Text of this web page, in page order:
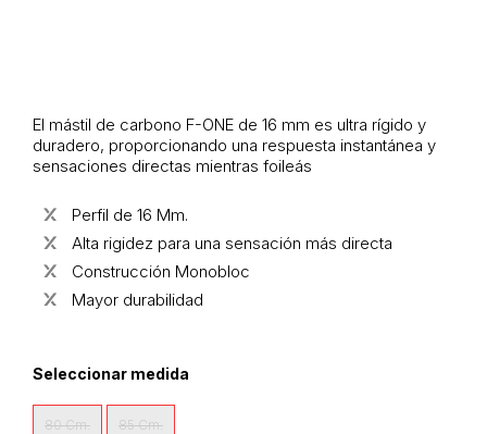
El mástil de carbono F-ONE de 16 mm es ultra rígido y
duradero, proporcionando una respuesta instantánea y
sensaciones directas mientras foileás
Perfil de 16 Mm.
Alta rigidez para una sensación más directa
Construcción Monobloc
Mayor durabilidad
Seleccionar medida
80 Cm. 85 Cm.